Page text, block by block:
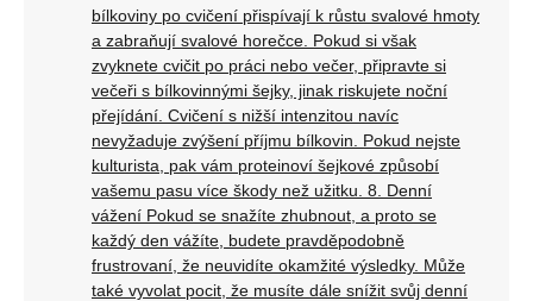
bílkoviny po cvičení přispívají k růstu svalové hmoty
a zabraňují svalové horečce. Pokud si však
zvyknete cvičit po práci nebo večer, připravte si
večeři s bílkovinnými šejky, jinak riskujete noční
přejídání. Cvičení s nižší intenzitou navíc
nevyžaduje zvýšení příjmu bílkovin. Pokud nejste
kulturista, pak vám proteinoví šejkové způsobí
vašemu pasu více škody než užitku. 8. Denní
vážení Pokud se snažíte zhubnout, a proto se
každý den vážíte, budete pravděpodobně
frustrovaní, že neuvidíte okamžité výsledky. Může
také vyvolat pocit, že musíte dále snížit svůj denní